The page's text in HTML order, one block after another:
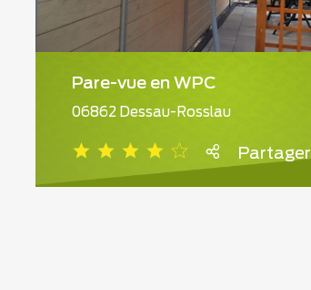
Pare-vue en WPC
06862 Dessau-Rosslau
Partager